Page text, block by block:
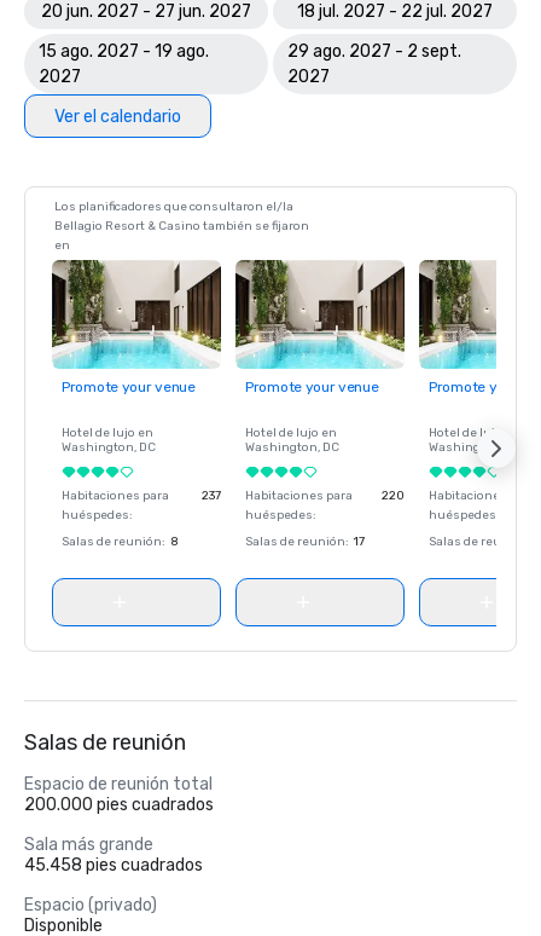
20 jun. 2027 - 27 jun. 2027
18 jul. 2027 - 22 jul. 2027
15 ago. 2027 - 19 ago.
2027
29 ago. 2027 - 2 sept.
2027
Ver el calendario
Los planificadores que consultaron el/la
Bellagio Resort & Casino también se fijaron
en
Promote your venue
Hotel de lujo en
Washington, DC
Habitaciones para
huéspedes:
237
Salas de reunión: 8
Promote your venue
Hotel de lujo en
Washington, DC
Habitaciones para
huéspedes:
220
Salas de reunión: 17
Promote your
Hotel de lujo en
Washington
Habitaciones para
huéspedes
Salas de reunión
Salas de reunión
Espacio de reunión total
200.000 pies cuadrados
Sala más grande
45.458 pies cuadrados
Espacio (privado)
Disponible